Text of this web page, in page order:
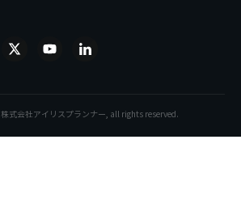
株式会社アイリスプランナー, all rights reserved.